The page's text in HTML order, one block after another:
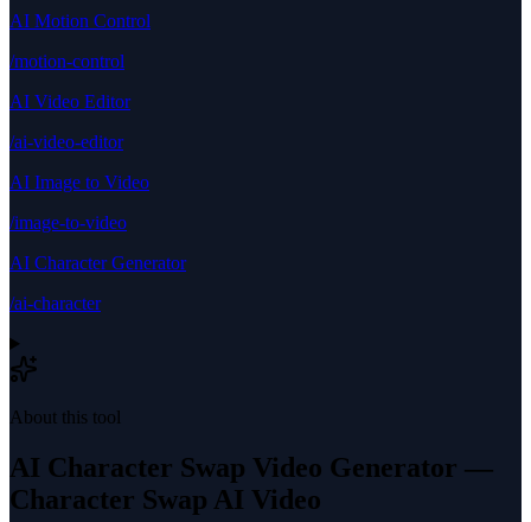
AI Motion Control
/motion-control
AI Video Editor
/ai-video-editor
AI Image to Video
/image-to-video
AI Character Generator
/ai-character
About this tool
AI Character Swap Video Generator —
Character Swap AI Video